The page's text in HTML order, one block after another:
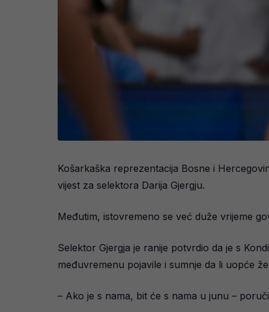
Košarkaška reprezentacija Bosne i
vijest za selektora Darija Gjergju.
Međutim, istovremeno se već duže vrijeme
Selektor Gjergja je ranije potvrdio da je s
međuvremenu pojavile i sumnje da li uopće
– Ako je s nama, bit će s nama u junu –